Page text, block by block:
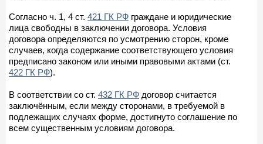
Согласно ч. 1, 4 ст. 421 ГК РФ граждане и юридические
лица свободны в заключении договора. Условия
договора определяются по усмотрению сторон, кроме
случаев, когда содержание соответствующего условия
предписано законом или иными правовыми актами (ст.
422 ГК РФ).
В соответствии со ст. 432 ГК РФ договор считается
заключённым, если между сторонами, в требуемой в
подлежащих случаях форме, достигнуто соглашение по
всем существенным условиям договора.